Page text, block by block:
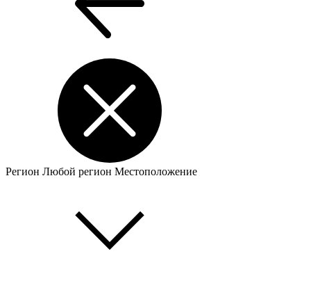
Регион Любой регион Местоположение